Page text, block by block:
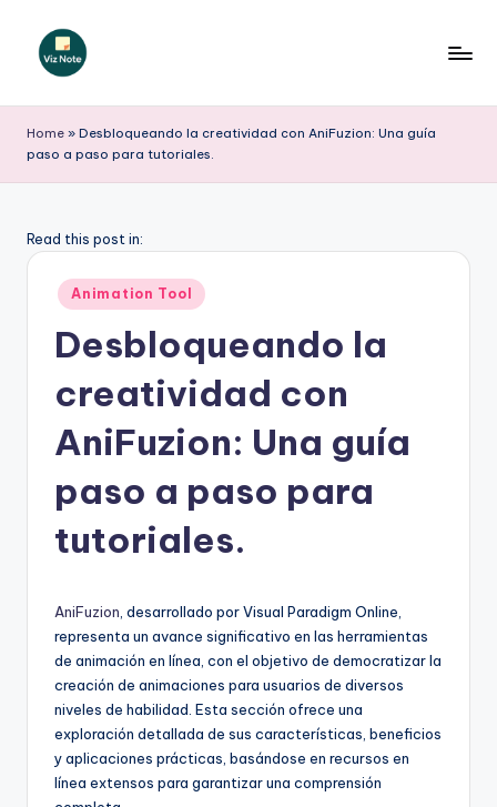
Saltar
iz
N
t
si
Home » Desbloqueando la creatividad con AniFuzion: Una guía
paso a paso para tutoriales.
Read this post in:
Publicado
en
Animation Tool
Desbloqueando la
creatividad con
AniFuzion: Una guía
paso a paso para
tutoriales.
AniFuzion , desarrollado por Visual Paradigm Online,
representa un avance significativo en las herramientas
de animación en línea, con el objetivo de democratizar la
creación de animaciones para usuarios de diversos
niveles de habilidad. Esta sección ofrece una
exploración detallada de sus características, beneficios
y aplicaciones prácticas, basándose en recursos en
línea extensos para garantizar una comprensión